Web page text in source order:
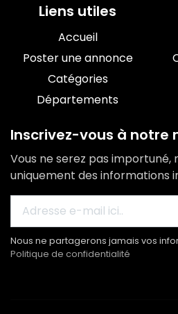
Liens utiles
Accueil
Poster une annonce
Catégories
Départements
Inscrivez-vous à notre
Vous ne serez pas importuné,
uniquement des informations
Nous ne partagerons jamais vos
Politique de confidentialité